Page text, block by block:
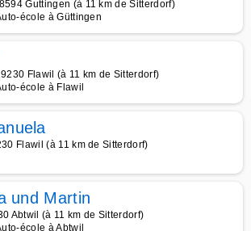
Guttingen (à 11 km de Sitterdorf)
école à Güttingen
Flawil (à 11 km de Sitterdorf)
école à Flawil
Flawil (à 11 km de Sitterdorf)
und Martin
Abtwil (à 11 km de Sitterdorf)
école à Abtwil